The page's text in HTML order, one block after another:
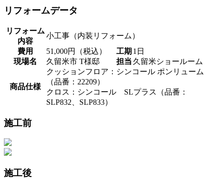
リフォームデータ
リフォーム
内容
小工事（内装リフォーム）
費用
51,000円（税込） 工期 1日
現場名
久留米市 T様邸 担当 久留米ショールーム
商品仕様
クッションフロア：シンコール ポンリューム
（品番：22209）
クロス：シンコール SLプラス（品番：
SLP832、SLP833）
施工前
施工後